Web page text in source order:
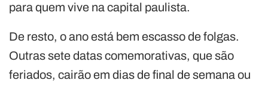
para quem vive na capital paulista.
De resto, o ano está bem escasso de folgas.
Outras sete datas comemorativas, que são
feriados, cairão em dias de final de semana ou